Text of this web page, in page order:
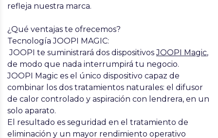
refleja nuestra marca.
¿Qué ventajas te ofrecemos?
Tecnología JOOPI MAGIC:
JOOPI te suministrará dos dispositivosJOOPI Magic,
de modo que nada interrumpirá tu negocio.
JOOPI Magic es el único dispositivo capaz de
combinar los dos tratamientos naturales: el difusor
de calor controlado y aspiración con lendrera, en un
solo aparato.
El resultado es seguridad en el tratamiento de
eliminación y un mayor rendimiento operativo